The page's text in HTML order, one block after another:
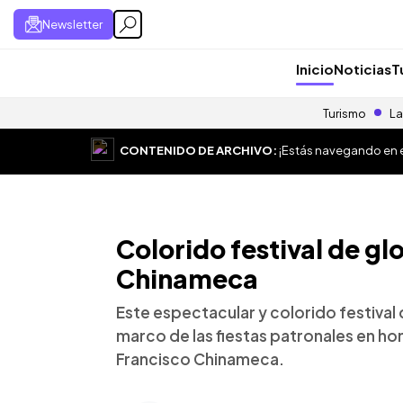
Newsletter
InicioNoticias
Turismo
CONTENIDO DE ARCHIVO:¡Estás navegando en
Colorido festival de
Chinameca
Este espectacular y colorido festival
marco de las fiestas patronales en
Francisco Chinameca.